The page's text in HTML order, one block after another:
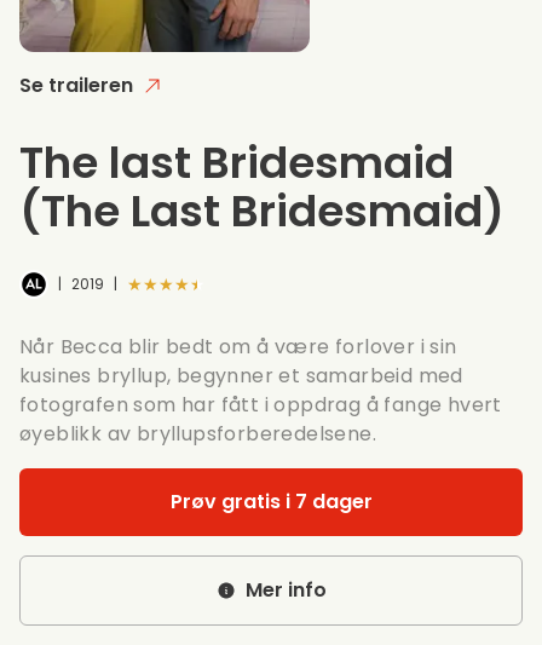
Se traileren
The last Bridesmaid
(The Last Bridesmaid)
| 2019 | ★★★★★
Når Becca blir bedt om å være forlover i sin
kusines bryllup, begynner et samarbeid med
fotografen som har fått i oppdrag å fange hvert
øyeblikk av bryllupsforberedelsene.
Prøv gratis i 7 dager
Mer info